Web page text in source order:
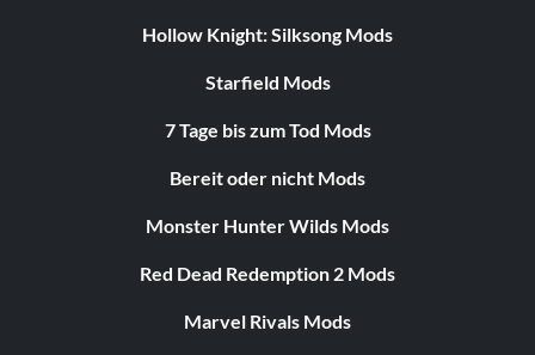
Hollow Knight: Silksong Mods
Starfield Mods
7 Tage bis zum Tod Mods
Bereit oder nicht Mods
Monster Hunter Wilds Mods
Red Dead Redemption 2 Mods
Marvel Rivals Mods